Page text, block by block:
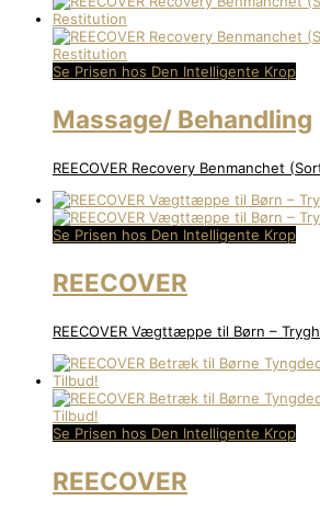
Se Prisen hos Den Intelligente Krop
Massage/ Behandling
REECOVER Recovery Benmanchet
Se Prisen hos Den Intelligente Krop
REECOVER
REECOVER Vægttæppe til Børn –
Se Prisen hos Den Intelligente Krop
REECOVER